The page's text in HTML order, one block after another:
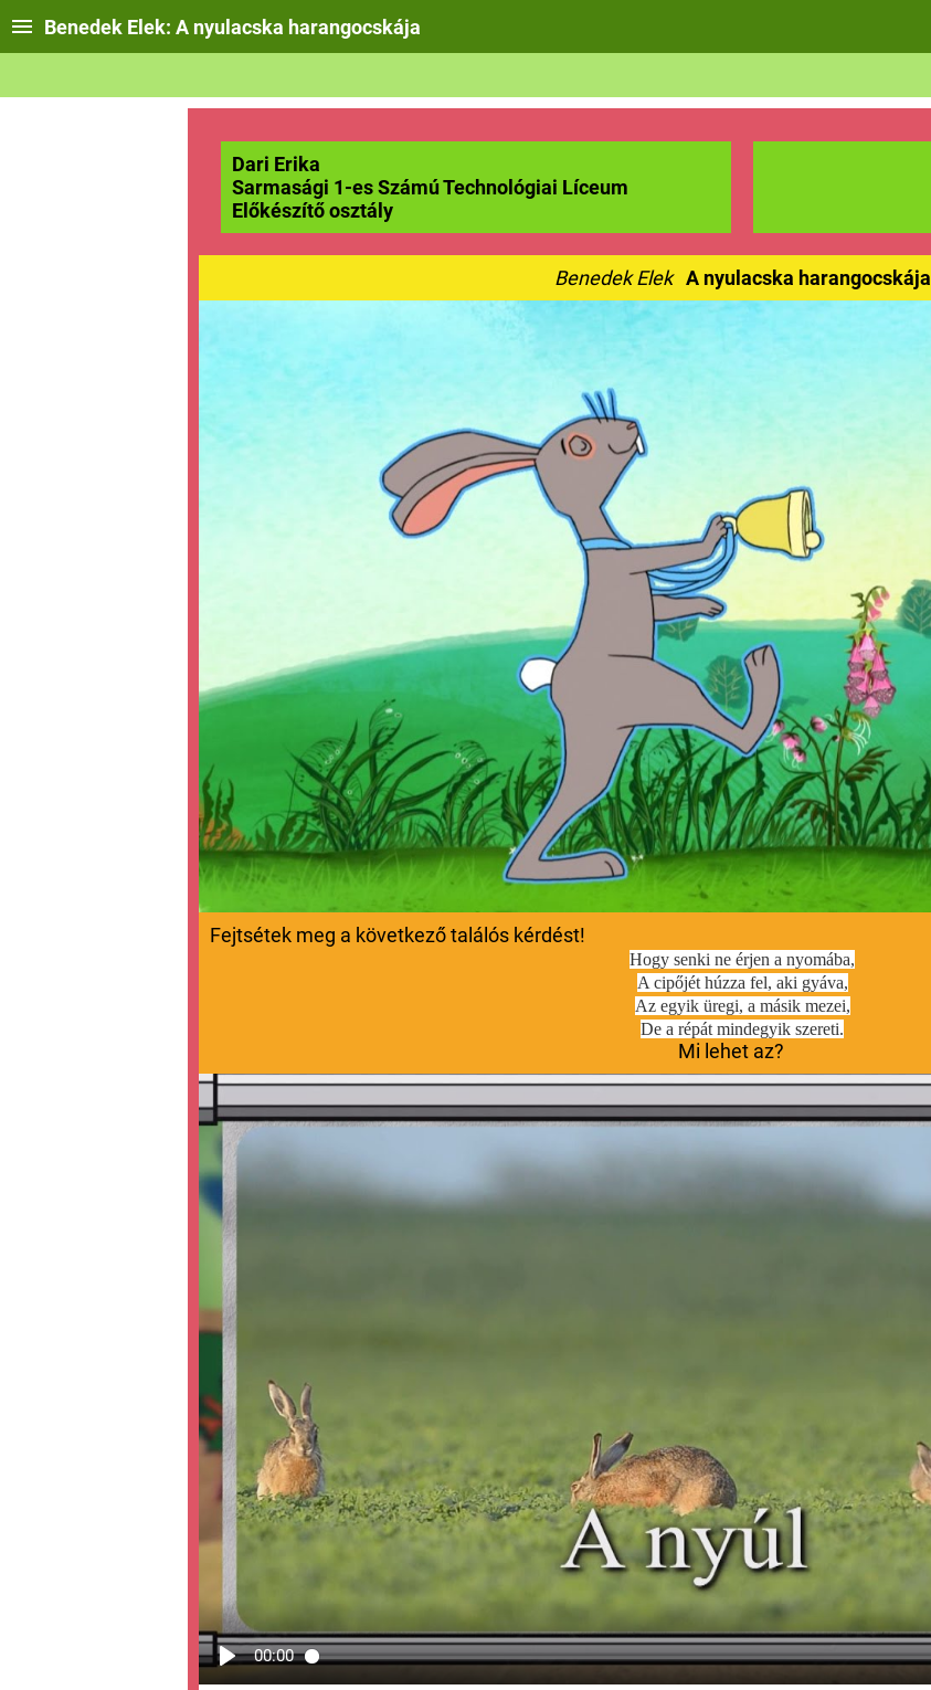
Benedek Elek: A nyulacska harangocskája
Dari Erika
Sarmasági 1-es Számú Technológiai Líceum
Előkészítő osztály
Benedek ElekA nyulacska harangocskája
Fejtsétek meg a következő találós kérdést!
Hogy senki ne érjen a nyomába,
A cipőjét húzza fel, aki gyáva,
Az egyik üregi, a másik mezei,
De a répát mindegyik szereti.
Mi lehet az?
00:00